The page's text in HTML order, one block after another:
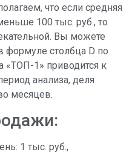
что если средняя
100 тыс. руб., то
Вы можете
формуле столбца D по
«ТОП-1» приводится к
анализа, деля
месяцев.
1 тыс. руб.,